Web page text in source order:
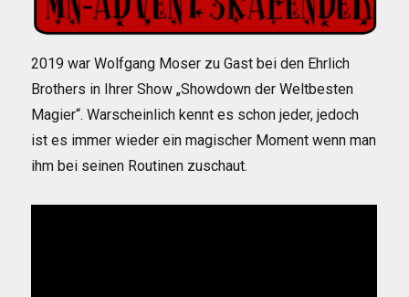
2019 war Wolfgang Moser zu Gast bei den Ehrlich
Brothers in Ihrer Show „Showdown der Weltbesten
Magier“. Warscheinlich kennt es schon jeder, jedoch
ist es immer wieder ein magischer Moment wenn man
ihm bei seinen Routinen zuschaut.